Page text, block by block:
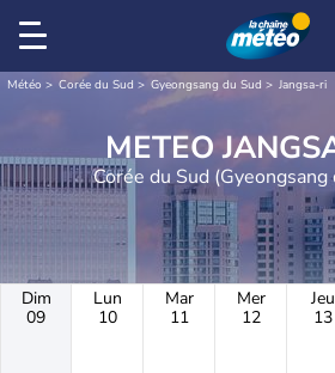
Météo Corée du Sud Gyeongsang du Sud Jangsa-ri
METEO
Corée du Sud (Gyeongsang
Dim
09
Lun
10
Mar
11
Mer
12
Jeu
13